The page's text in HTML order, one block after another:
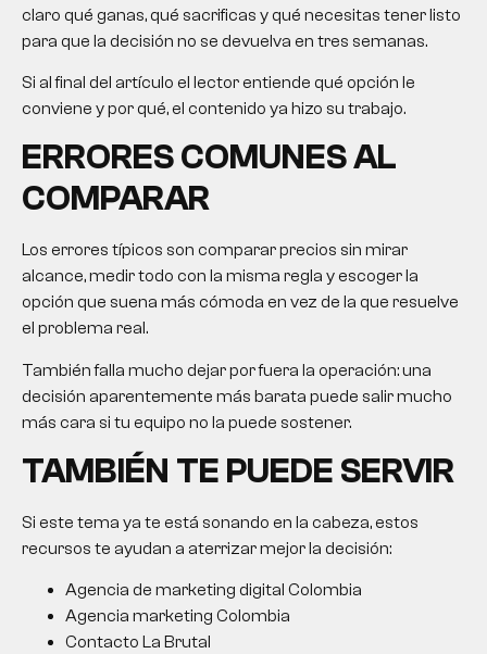
claro qué ganas, qué sacrificas y qué necesitas tener listo
para que la decisión no se devuelva en tres semanas.
Si al final del artículo el lector entiende qué opción le
conviene y por qué, el contenido ya hizo su trabajo.
ERRORES COMUNES AL
COMPARAR
Los errores típicos son comparar precios sin mirar
alcance, medir todo con la misma regla y escoger la
opción que suena más cómoda en vez de la que resuelve
el problema real.
También falla mucho dejar por fuera la operación: una
decisión aparentemente más barata puede salir mucho
más cara si tu equipo no la puede sostener.
TAMBIÉN TE PUEDE SERVIR
Si este tema ya te está sonando en la cabeza, estos
recursos te ayudan a aterrizar mejor la decisión:
Agencia de marketing digital Colombia
Agencia marketing Colombia
Contacto La Brutal